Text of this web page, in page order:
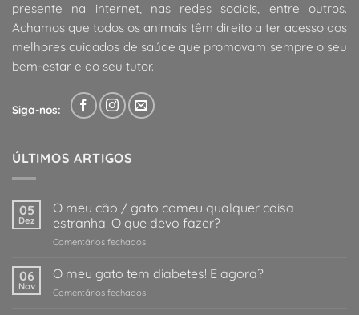
presente na internet, nas redes sociais, entre outros.
Achamos que todos os animais têm direito a ter acesso aos
melhores cuidados de saúde que promovam sempre o seu
bem-estar e do seu tutor.
Siga-nos:
ÚLTIMOS ARTIGOS
05
Dez
O meu cão / gato comeu qualquer coisa
estranha! O que devo fazer?
Comentários fechadosem
meu
cão
/
06
Nov
O meu gato tem diabetes! E agora?
Comentários fechadosem